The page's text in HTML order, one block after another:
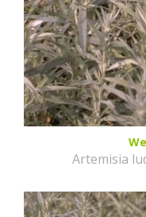
Artemisia